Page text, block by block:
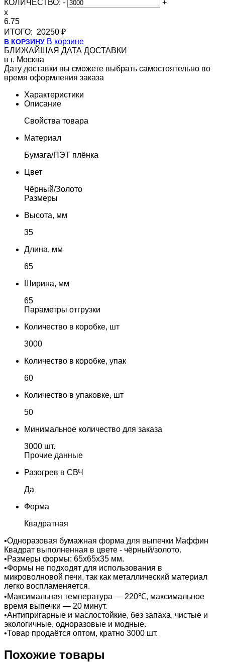
КОЛИЧЕСТВО: -
+
x
6.75
ИТОГО: 20250 ₽
В КОРЗИНУ В корзине
БЛИЖАЙШАЯ ДАТА ДОСТАВКИ
в г. Москва
Дату доставки вы сможете выбрать самостоятельно во
время оформления заказа
Характеристики
Описание
Свойства товара
Материал
Бумага/ПЭТ плёнка
Цвет
Чёрный/Золото
Размеры
Высота, мм
35
Длина, мм
65
Ширина, мм
65
Параметры отгрузки
Количество в коробке, шт
3000
Количество в коробке, упак
60
Количество в упаковке, шт
50
Минимальное количество для заказа
3000 шт.
Прочие данные
Разогрев в СВЧ
Да
Форма
Квадратная
•Одноразовая бумажная форма для выпечки Маффин
Квадрат выполненная в цвете - чёрный/золото.
•Размеры формы: 65х65х35 мм.
•Формы не подходят для использования в
микроволновой печи, так как металлический материал
легко воспламеняется.
•Максимальная температура — 220℃, максимальное
время выпечки — 20 минут.
•Антипригарные и маслостойкие, без запаха, чистые и
экологичные, одноразовые и модные.
•Товар продаётся оптом, кратно 3000 шт.
Похожие товары